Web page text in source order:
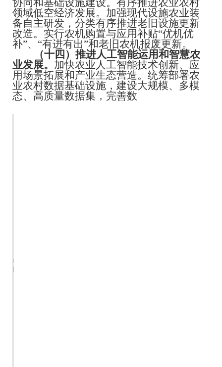
协同和基础设施建设。有序推进农业农村
领域低空经济发展。加强现代设施农业装
备自主研发，分类有序推进老旧设施更新
改造。实行农机购置与应用补贴“优机优
补”、“有进有出”和老旧农机报废更新。
（十四）推进人工智能运用和智慧农
业发展。 加快农业人工智能技术创新、应
用场景拓展和产业生态营造。统筹部署农
业农村数据基础设施，建设大规模、多模
态、高质量数据集，完善数